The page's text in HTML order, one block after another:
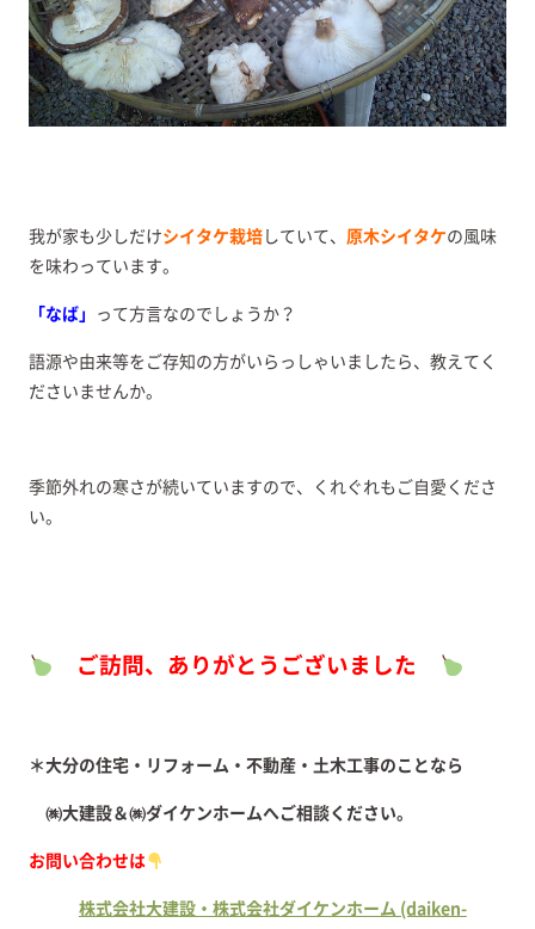
我が家も少しだけシイタケ栽培していて、 原木シイタケの風味
を味わっています。
「なば」 って方言なのでしょうか？
語源や由来等をご存知の方がいらっしゃいましたら、教えてく
ださいませんか。
季節外れの寒さが続いていますので、くれぐれもご自愛くださ
い。
ご訪問、ありがとうございました
＊大分の住宅・リフォーム・不動産・土木工事のことなら
㈱大建設＆㈱ダイケンホームへご相談ください。
お問い合わせは
株式会社大建設・株式会社ダイケンホーム (daiken-